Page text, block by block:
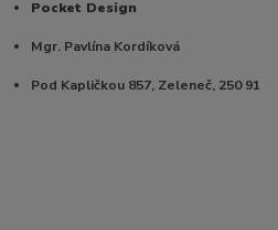
Pocket Design
Mgr. Pavlína Kordíková
Pod Kapličkou 857, Zeleneč, 250 91